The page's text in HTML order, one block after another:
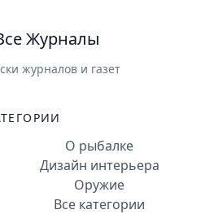
Журналы
журналов и газет
О рыбалке
Дизайн интерьера
Оружие
Все категории